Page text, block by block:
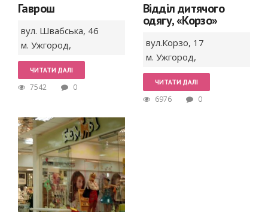
Гаврош
вул. Швабська, 46
м. Ужгород,
ЧИТАТИ ДАЛІ
7542 0
Відділ дитячого
одягу, «Корзо»
вул.Корзо, 17
м. Ужгород,
ЧИТАТИ ДАЛІ
6976 0